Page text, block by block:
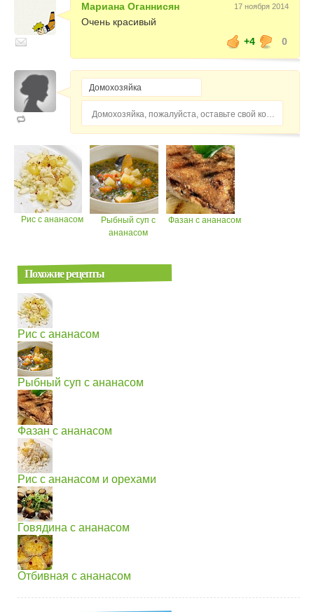
Мариана Оганнисян 17 ноября 2014
Очень красивый
+4
0
Домохозяйка, пожалуйста, оставьте свой комментарий...
Рис с ананасом
Рыбный суп с
ананасом
Фазан с ананасом
Похожие рецепты
Рис с ананасом
Рыбный суп с ананасом
Фазан с ананасом
Рис с ананасом и орехами
Говядина с ананасом
Отбивная с ананасом